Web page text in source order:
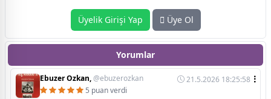
Üyelik Girişi Yap Üye Ol
Yorumlar
Ebuzer Ozkan,@ebuzerozkan
21.5.2026 18:25:58
5 puan verdi